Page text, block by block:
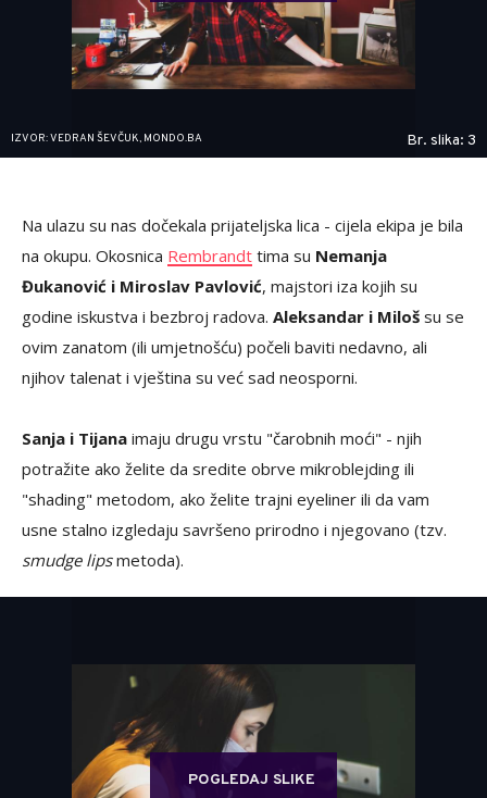
IZVOR: VEDRAN ŠEVČUK, MONDO.BA Br. slika: 3
Na ulazu su nas dočekala prijateljska lica - cijela ekipa je bila
na okupu. Okosnica Rembrandt tima su Nemanja
Đukanović i Miroslav Pavlović, majstori iza kojih su
godine iskustva i bezbroj radova. Aleksandar i Miloš su se
ovim zanatom (ili umjetnošću) počeli baviti nedavno, ali
njihov talenat i vještina su već sad neosporni.
Sanja i Tijana imaju drugu vrstu "čarobnih moći" - njih
potražite ako želite da sredite obrve mikroblejding ili
"shading" metodom, ako želite trajni eyeliner ili da vam
usne stalno izgledaju savršeno prirodno i njegovano (tzv.
smudge lipsmetoda).
POGLEDAJ SLIKE